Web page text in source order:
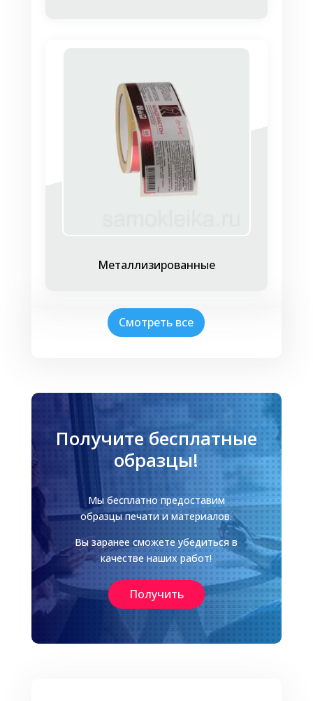
Металлизированные
Смотреть все
Получите бесплатные
образцы!
Мы бесплатно предоставим
образцы печати и материалов.
Вы заранее сможете убедиться в
качестве наших работ!
Получить